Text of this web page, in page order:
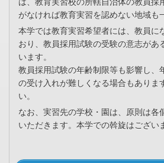
がなければ教育実習を認めない地域も
本学では教育実習希望者には、教員に
おり、教員採用試験の受験の意志があ
います。
教員採用試験の年齢制限等も影響し、
の受け入れが難しくなる場合もありま
い。
なお、実習先の学校・園は、原則は各
いただきます。本学での斡旋はござい